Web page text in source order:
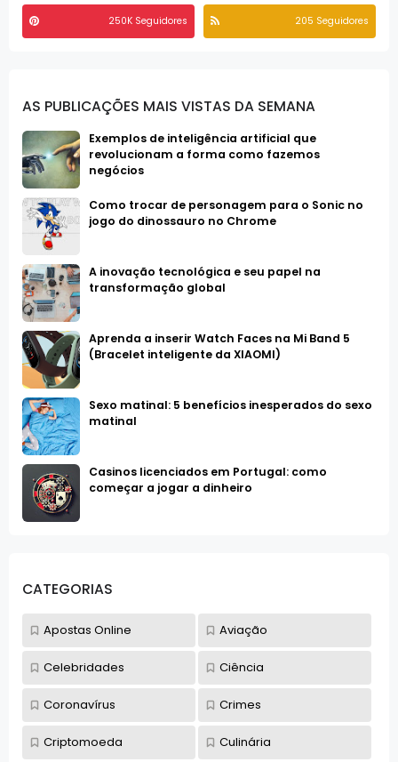
250K Seguidores 205 Seguidores
AS PUBLICAÇÕES MAIS VISTAS DA SEMANA
Exemplos de inteligência artificial que
revolucionam a forma como fazemos
negócios
Como trocar de personagem para o Sonic no
jogo do dinossauro no Chrome
A inovação tecnológica e seu papel na
transformação global
Aprenda a inserir Watch Faces na Mi Band 5
(Bracelet inteligente da XIAOMI)
Sexo matinal: 5 benefícios inesperados do sexo
matinal
Casinos licenciados em Portugal: como
começar a jogar a dinheiro
CATEGORIAS
Apostas Online Aviação
Celebridades Ciência
Coronavírus Crimes
Criptomoeda Culinária